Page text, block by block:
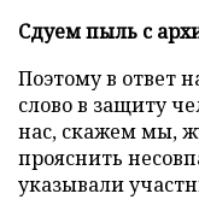
Сдуем пыль с
Поэтому в ответ
слово в защиту
нас, скажем мы,
прояснить
указывали